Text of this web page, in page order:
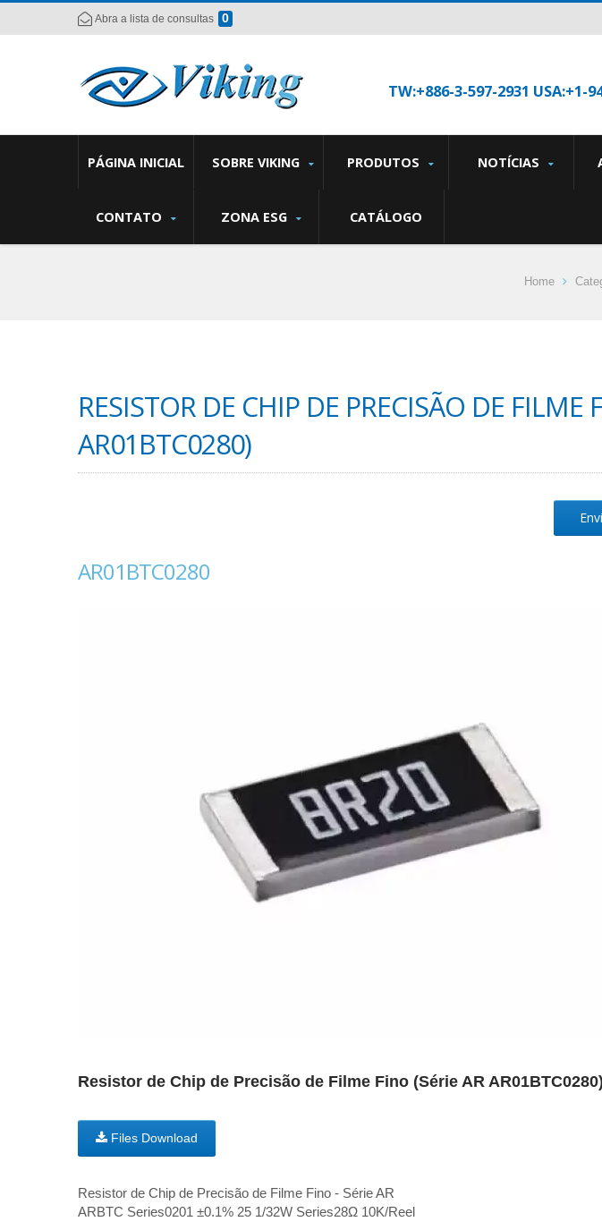
Abra a lista de consultas 0
TW:+886-3-597-2931 USA:+1-
PÁGINA INICIAL SOBRE VIKING PRODUTOS NOTÍCIAS
CONTATO ZONA ESG CATÁLOGO
Home
RESISTOR DE CHIP DE PRECISÃO DE FILME
AR01BTC0280)
AR01BTC0280
Resistor de Chip de Precisão de Filme Fino (Série AR AR01BTC0280)
Files Download
Resistor de Chip de Precisão de Filme Fino - Série AR
ARBTC Series0201 ±0.1% 25 1/32W Series28Ω 10K/Reel